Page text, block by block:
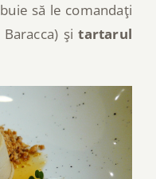
să le comandaţi
şitartarul